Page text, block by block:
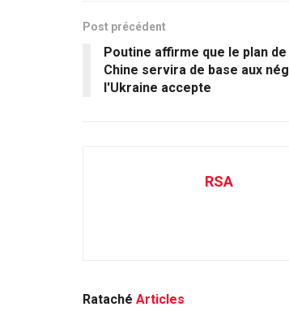
Post précédent
Poutine affirme que le plan de
Chine servira de base aux
l'Ukraine accepte
RSA
Rataché Articles